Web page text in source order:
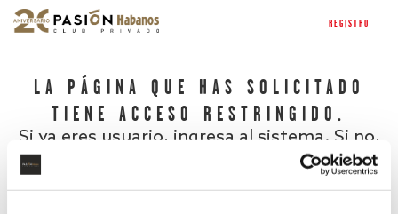
REGISTRO
LA PÁGINA QUE HAS SOLICITADO
TIENE ACCESO RESTRINGIDO.
Si ya eres usuario, ingresa al sistema. Si no,